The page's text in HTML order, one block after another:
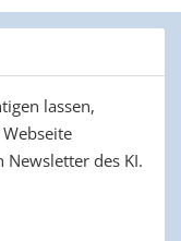
lassen,
des KI.